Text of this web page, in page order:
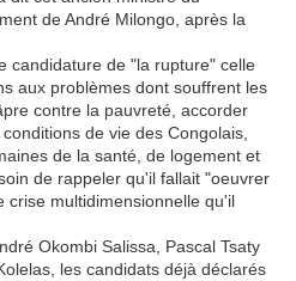
de André Milongo, après la
candidature de "la rupture" celle
aux problèmes dont souffrent les
contre la pauvreté, accorder
de vie des Congolais,
de la santé, de logement et
de rappeler qu'il fallait "oeuvrer
crise multidimensionnelle qu'il
Okombi Salissa, Pascal Tsaty
les candidats déjà déclarés